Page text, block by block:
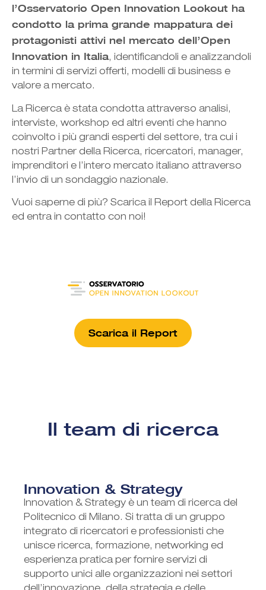
l’Osservatorio Open Innovation Lookout ha
condotto la prima grande mappatura dei
protagonisti attivi nel mercato dell’Open
Innovation in Italia, identificandoli e analizzandoli
in termini di servizi offerti, modelli di business e
valore a mercato.
La Ricerca è stata condotta attraverso analisi,
interviste, workshop ed altri eventi che hanno
coinvolto i più grandi esperti del settore, tra cui i
nostri Partner della Ricerca, ricercatori, manager,
imprenditori e l’intero mercato italiano attraverso
l’invio di un sondaggio nazionale.
Vuoi saperne di più? Scarica il Report della Ricerca
ed entra in contatto con noi!
Scarica il Report
Il team di ricerca
Innovation & Strategy
Innovation & Strategy è un team di ricerca del
Politecnico di Milano. Si tratta di un gruppo
integrato di ricercatori e professionisti che
unisce ricerca, formazione, networking ed
esperienza pratica per fornire servizi di
supporto unici alle organizzazioni nei settori